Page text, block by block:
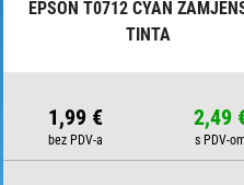
EPSON T0712 CYAN
TINTA
1,99 € 2,49